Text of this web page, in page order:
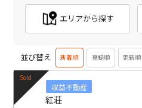
エリアから探す
並び替え 新着順 登録順 更新順
収益不動産
紅荘